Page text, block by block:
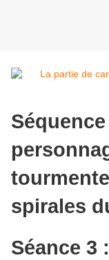
spirales
Séance 3 :